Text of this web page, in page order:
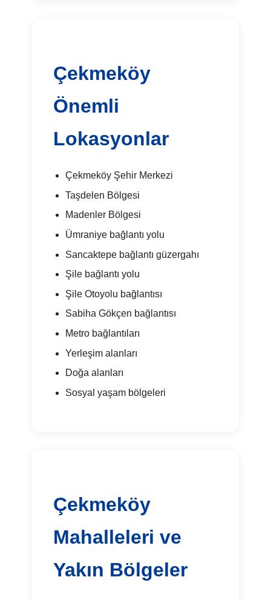
Çekmeköy
Önemli
Lokasyonlar
Çekmeköy Şehir Merkezi
Taşdelen Bölgesi
Madenler Bölgesi
Ümraniye bağlantı yolu
Sancaktepe bağlantı güzergahı
Şile bağlantı yolu
Şile Otoyolu bağlantısı
Sabiha Gökçen bağlantısı
Metro bağlantıları
Yerleşim alanları
Doğa alanları
Sosyal yaşam bölgeleri
Çekmeköy
Mahalleleri ve
Yakın Bölgeler